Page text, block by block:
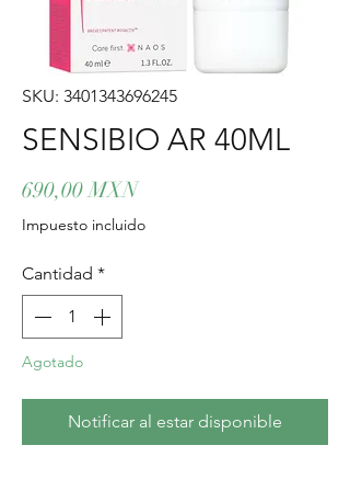
SKU: 3401343696245
SENSIBIO AR 40ML
690,00 MXNPrecio
Impuesto incluido
Cantidad *
Agotado
Notificar al estar disponible